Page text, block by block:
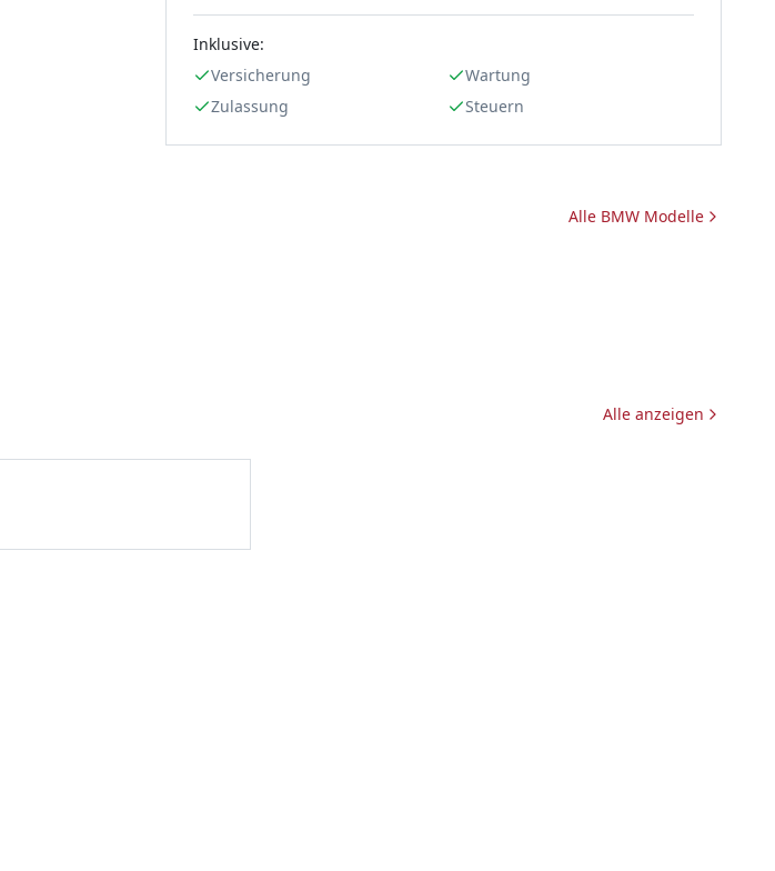
Inklusive:
Versicherung
Wartung
Zulassung
Steuern
Alle BMW Modelle
Alle anzeigen